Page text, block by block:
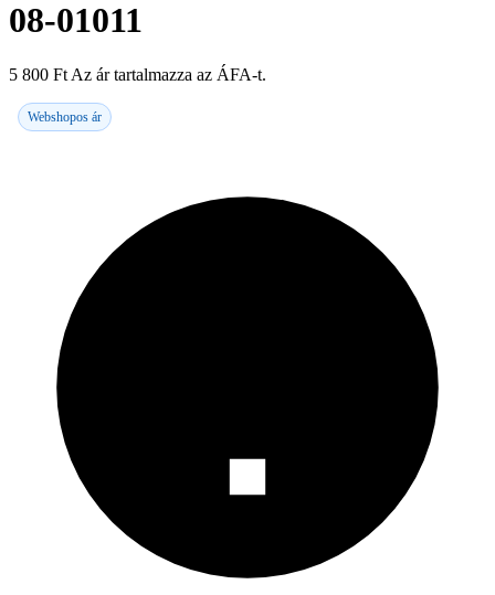
08-01011
5 800 Ft Az ár tartalmazza az ÁFA-t.
Webshopos ár